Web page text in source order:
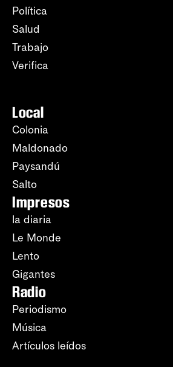
Política
Salud
Trabajo
Verifica
Local
Colonia
Maldonado
Paysandú
Salto
Impresos
la diaria
Le Monde
Lento
Gigantes
Radio
Periodismo
Música
Artículos leídos